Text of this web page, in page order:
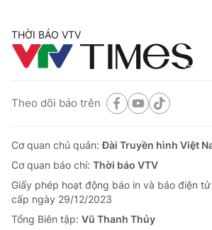
THỜI BÁO VTV
Theo dõi báo trên
Cơ quan chủ quản:Đài Truyền hình Việt
Cơ quan báo chí: Thời báo VTV
Giấy phép hoạt động báo in và báo điện
cấp ngày 29/12/2023
Tổng Biên tập: Vũ Thanh Thủy